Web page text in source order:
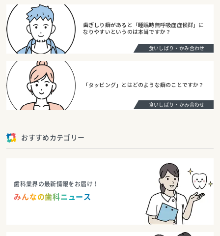
歯ぎしり癖があると「睡眠時無呼吸症症候群」に
なりやすいというのは本当ですか？
食いしばり・かみ合わせ
「タッピング」とはどのような癖のことですか？
食いしばり・かみ合わせ
おすすめカテゴリー
歯科業界の最新情報をお届け！
みんなの歯科ニュース